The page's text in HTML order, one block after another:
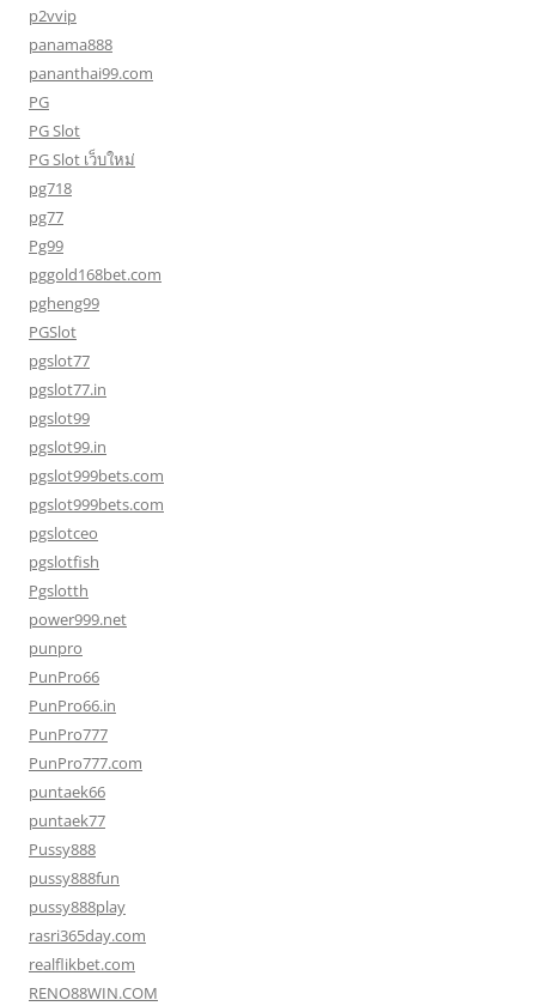
p2vvip
panama888
pananthai99.com
PG
PG Slot
PG Slot เว็บใหม่
pg718
pg77
Pg99
pggold168bet.com
pgheng99
PGSlot
pgslot77
pgslot77.in
pgslot99
pgslot99.in
pgslot999bets.com
pgslot999bets.com
pgslotceo
pgslotfish
Pgslotth
power999.net
punpro
PunPro66
PunPro66.in
PunPro777
PunPro777.com
puntaek66
puntaek77
Pussy888
pussy888fun
pussy888play
rasri365day.com
realflikbet.com
RENO88WIN.COM